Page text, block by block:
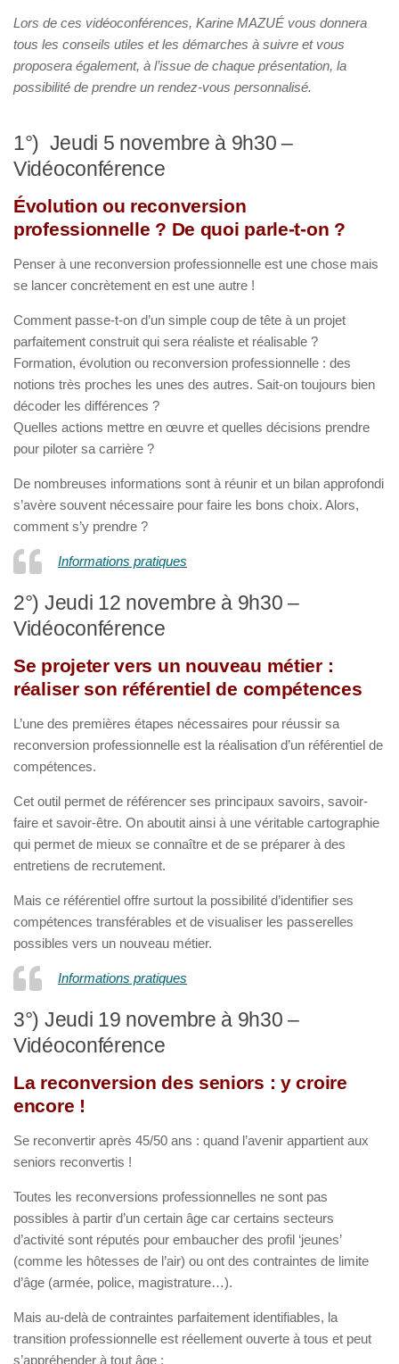
Lors de ces vidéoconférences, Karine MAZUÉ vous donnera
tous les conseils utiles et les démarches à suivre et vous
proposera également, à l’issue de chaque présentation, la
possibilité de prendre un rendez-vous personnalisé.
1°) Jeudi 5 novembre à 9h30 –
Vidéoconférence
Évolution ou reconversion
professionnelle ? De quoi parle-t-on ?
Penser à une reconversion professionnelle est une chose mais
se lancer concrètement en est une autre !
Comment passe-t-on d’un simple coup de tête à un projet
parfaitement construit qui sera réaliste et réalisable ?
Formation, évolution ou reconversion professionnelle : des
notions très proches les unes des autres. Sait-on toujours bien
décoder les différences ?
Quelles actions mettre en œuvre et quelles décisions prendre
pour piloter sa carrière ?
De nombreuses informations sont à réunir et un bilan approfondi
s’avère souvent nécessaire pour faire les bons choix. Alors,
comment s’y prendre ?
Informations pratiques
2°) Jeudi 12 novembre à 9h30 –
Vidéoconférence
Se projeter vers un nouveau métier :
réaliser son référentiel de compétences
L’une des premières étapes nécessaires pour réussir sa
reconversion professionnelle est la réalisation d’un référentiel de
compétences.
Cet outil permet de référencer ses principaux savoirs, savoir-
faire et savoir-être. On aboutit ainsi à une véritable cartographie
qui permet de mieux se connaître et de se préparer à des
entretiens de recrutement.
Mais ce référentiel offre surtout la possibilité d’identifier ses
compétences transférables et de visualiser les passerelles
possibles vers un nouveau métier.
Informations pratiques
3°) Jeudi 19 novembre à 9h30 –
Vidéoconférence
La reconversion des seniors : y croire
encore !
Se reconvertir après 45/50 ans : quand l’avenir appartient aux
seniors reconvertis !
Toutes les reconversions professionnelles ne sont pas
possibles à partir d’un certain âge car certains secteurs
d’activité sont réputés pour embaucher des profil ‘jeunes’
(comme les hôtesses de l’air) ou ont des contraintes de limite
d’âge (armée, police, magistrature…).
Mais au-delà de contraintes parfaitement identifiables, la
transition professionnelle est réellement ouverte à tous et peut
s’appréhender à tout âge :